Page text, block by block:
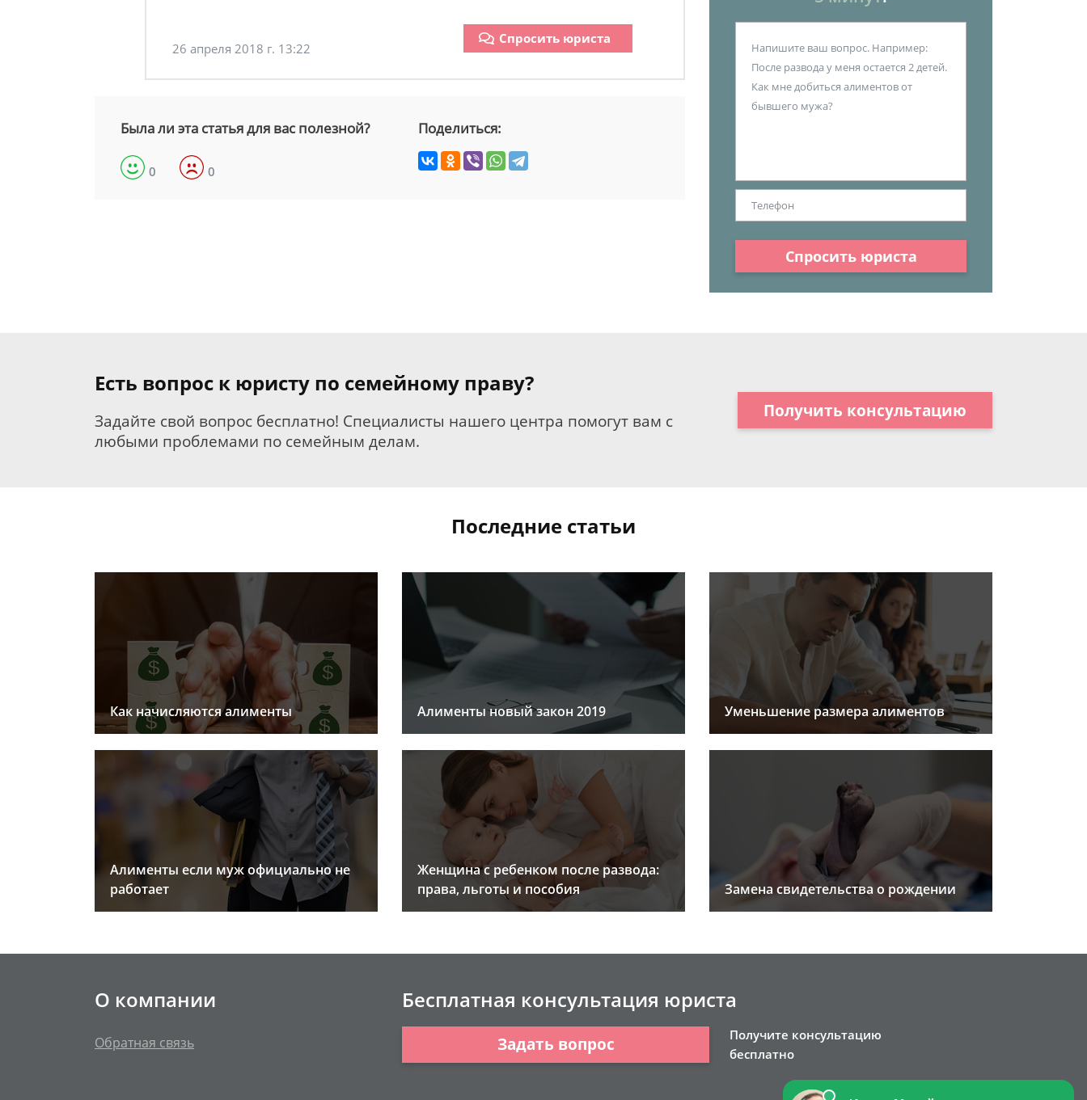
26 апреля 2018 г. 13:22
Спросить юриста
Была ли эта статья для вас полезной?
0 0
Поделиться:
Спросить юриста
Есть вопрос к юристу по семейному праву?
Задайте свой вопрос бесплатно! Специалисты нашего центра помогут вам с
любыми проблемами по семейным делам.
Получить консультацию
Последние статьи
Как начисляются алименты Алименты новый закон 2019 Уменьшение размера алиментов
Алименты если муж официально не
работает
Женщина с ребенком после развода:
права, льготы и пособия
Замена свидетельства о рождении
О компании
Обратная связь
Бесплатная консультация юриста
Задать вопрос
Получите консультацию
бесплатно